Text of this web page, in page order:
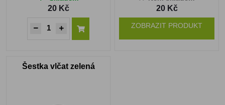
20 Kč 20 Kč
ZOBRAZIT PRODUKT
Šestka vlčat zelená